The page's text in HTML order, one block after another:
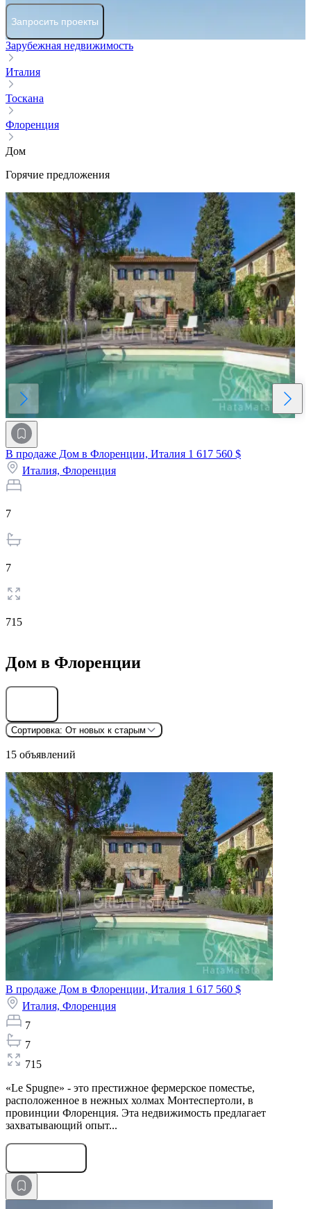
Запросить проекты
Зарубежная недвижимость
Италия
Тоскана
Флоренция
Дом
Горячие предложения
В продаже Дом в Флоренции, Италия 1 617 560 $
Италия, Флоренция
7
7
715
Дом в Флоренции
Сортировка: От новых к старым
15 объявлений
В продаже Дом в Флоренции, Италия 1 617 560 $
Италия, Флоренция
7
7
715
«Le Spugne» - это престижное фермерское поместье,
расположенное в нежных холмах Монтеспертоли, в
провинции Флоренция. Эта недвижимость предлагает
захватывающий опыт...